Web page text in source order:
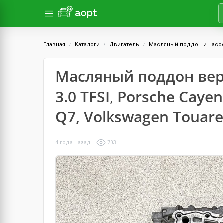
Главная Каталоги Двигатель Масляный поддон и
Масляный поддон
3.0 TFSI, Porsche
Q7, Volkswagen
4 года назад 703